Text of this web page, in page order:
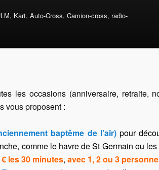
Kart, Auto-Cross, Camion-cross, radio-
les occasions (anniversaire, retraite,
vous proposent :
baptême de l’air)pour
comme le havre de St Germain ou
les 30 minutes, avec 1, 2 ou 3